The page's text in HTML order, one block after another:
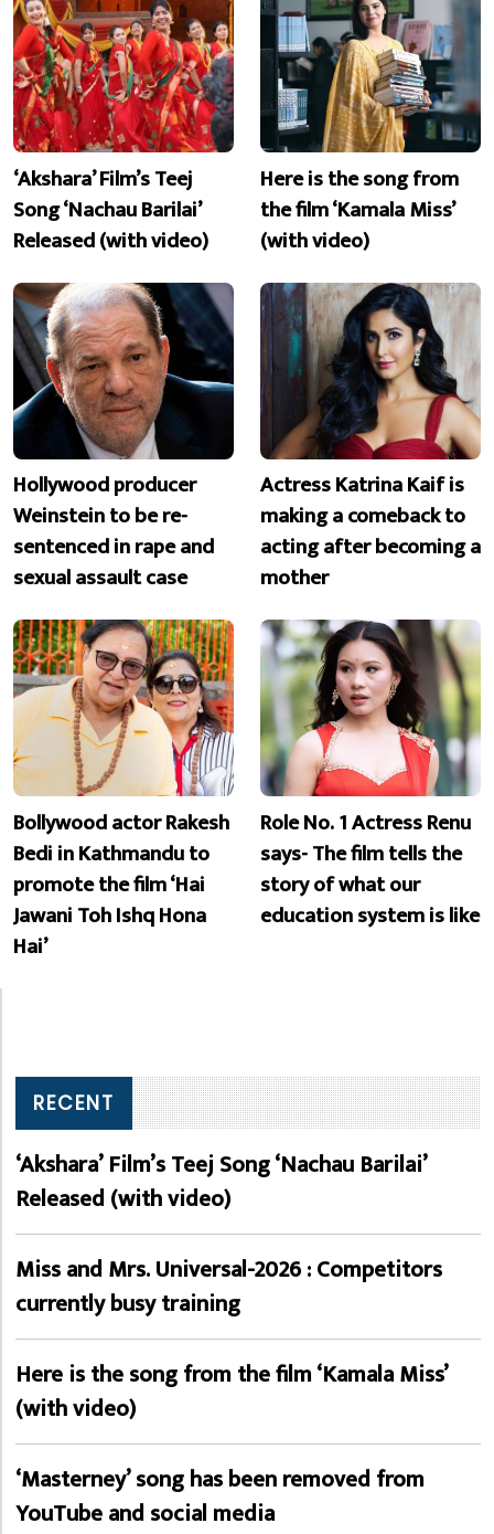
‘Akshara’ Film’s Teej
Song ‘Nachau Barilai’
Released (with video)
Here is the song from
the film ‘Kamala Miss’
(with video)
Hollywood producer
Weinstein to be re-
sentenced in rape and
sexual assault case
Actress Katrina Kaif is
making a comeback to
acting after becoming a
mother
Bollywood actor Rakesh
Bedi in Kathmandu to
promote the film ‘Hai
Jawani Toh Ishq Hona
Hai’
Role No. 1 Actress Renu
says- The film tells the
story of what our
education system is like
RECENT
‘Akshara’ Film’s Teej Song ‘Nachau Barilai’
Released (with video)
Miss and Mrs. Universal-2026 : Competitors
currently busy training
Here is the song from the film ‘Kamala Miss’
(with video)
‘Masterney’ song has been removed from
YouTube and social media